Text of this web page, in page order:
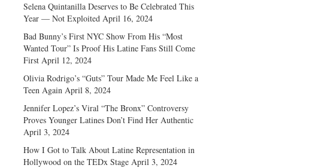
Selena Quintanilla Deserves to Be Celebrated This
Year — Not Exploited April 16, 2024
Bad Bunny’s First NYC Show From His “Most
Wanted Tour” Is Proof His Latine Fans Still Come
First April 12, 2024
Olivia Rodrigo’s “Guts” Tour Made Me Feel Like a
Teen Again April 8, 2024
Jennifer Lopez’s Viral “The Bronx” Controversy
Proves Younger Latines Don’t Find Her Authentic
April 3, 2024
How I Got to Talk About Latine Representation in
Hollywood on the TEDx Stage April 3, 2024